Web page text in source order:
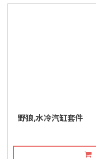
野狼,水冷汽缸套件